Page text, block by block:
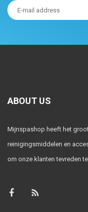
ABOUT US
Mijnspashop heeft het
reinigingsmiddelen en
om onze klanten tevreden